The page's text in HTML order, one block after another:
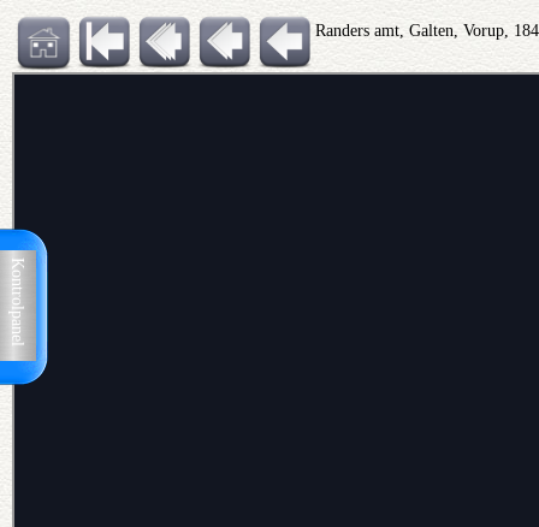
Kontrolpanel
Randers amt, Galten, Vorup,